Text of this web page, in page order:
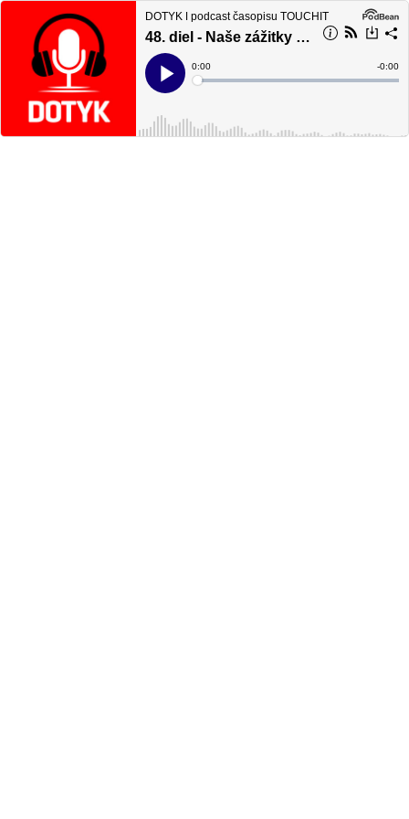
DOTYK ǀ podcast časopisu TOUCHIT
48. diel - Naše zážitky zo služobných ciest po svete - DOTYK
Play
Current
Time
0:00
Loaded:
Time
-0:00